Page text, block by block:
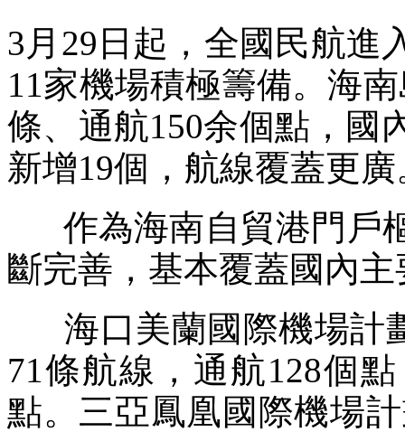
3月29日起，全國民航進
11家機場積極籌備。海
條、通航150余個點，國
新增19個，航線覆蓋更廣
作為海南自貿港門戶
斷完善，基本覆蓋國內
海口美蘭國際機場計
71條航線，通航128個
點。三亞鳳凰國際機場